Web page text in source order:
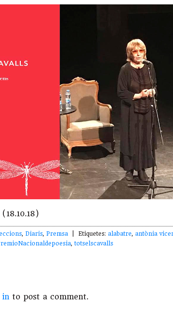
,Diaris,Premsa | Etiquetes:alabatre,antònia
,totselscavalls
in to post a comment.